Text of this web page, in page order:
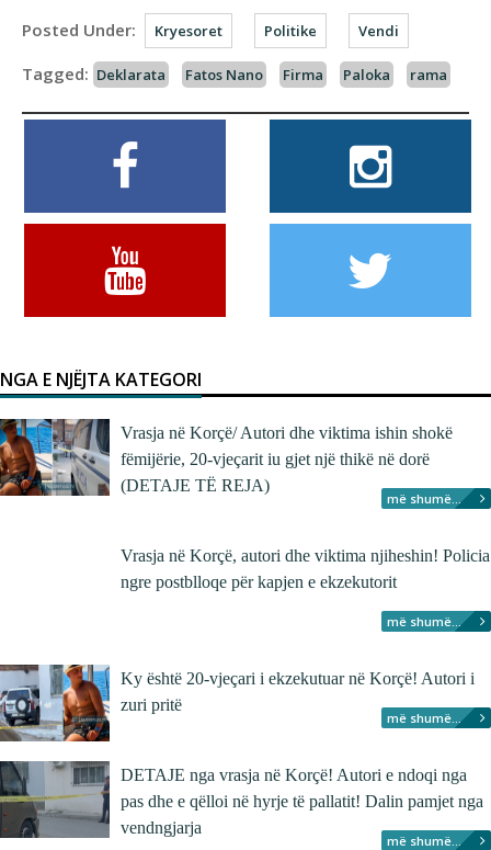
Posted Under: Kryesoret Politike Vendi
Tagged: Deklarata Fatos Nano Firma Paloka rama
NGA E NJËJTA KATEGORI
Vrasja në Korçë/ Autori dhe viktima ishin shokë
fëmijërie, 20-vjeçarit iu gjet një thikë në dorë
(DETAJE TË REJA)
më shumë...
Vrasja në Korçë, autori dhe viktima njiheshin! Policia
ngre postblloqe për kapjen e ekzekutorit
më shumë...
Ky është 20-vjeçari i ekzekutuar në Korçë! Autori i
zuri pritë
më shumë...
DETAJE nga vrasja në Korçë! Autori e ndoqi nga
pas dhe e qëlloi në hyrje të pallatit! Dalin pamjet nga
vendngjarja
më shumë...